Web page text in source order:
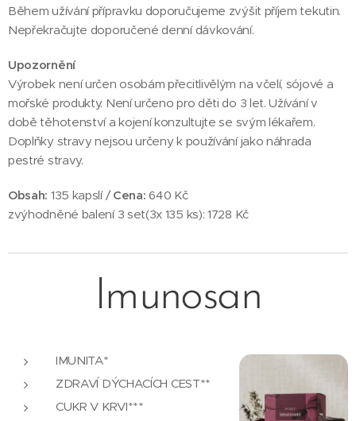
Během užívání přípravku doporučujeme zvýšit příjem tekutin.
Nepřekračujte doporučené denní dávkování.
Upozornění
Výrobek není určen osobám přecitlivělým na včelí, sójové a
mořské produkty. Není určeno pro děti do 3 let. Užívání v
době těhotenství a kojení konzultujte se svým lékařem.
Doplňky stravy nejsou určeny k používání jako náhrada
pestré stravy.
Obsah: 135 kapslí / Cena: 640 Kč
zvýhodněné balení 3 set(3x 135 ks): 1728 Kč
Imunosan
IMUNITA*
ZDRAVÍ DÝCHACÍCH CEST**
CUKR V KRVI***